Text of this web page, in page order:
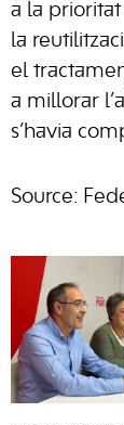
a la
la
el
a millorar
s’havia
Source: